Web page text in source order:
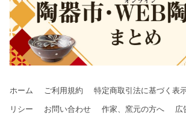
ホーム ご利用規約 特定商取引法に基づく表
リシー お問い合わせ 作家、窯元の方へ 広